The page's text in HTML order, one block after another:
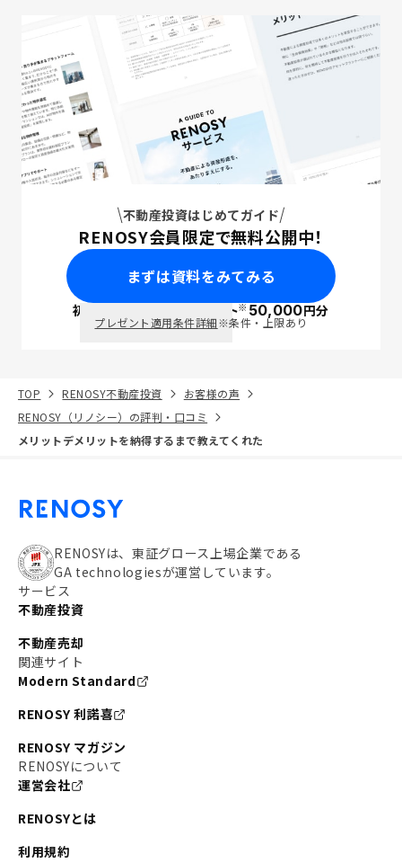
不動産投資はじめてガイド
RENOSY会員限定で無料公開中！
まずは資料をみてみる
初回面談で ポイント※50,000円分
プレゼント適用条件詳細※条件・上限あり
TOP RENOSY不動産投資
お客様の声
RENOSY（リノシー）の評判・口コミ
メリットデメリットを納得するまで教えてくれた
RENOSYは、東証グロース上場企業である
GA technologiesが運営しています。
サービス
不動産投資
不動産売却
関連サイト
Modern Standard
RENOSY 利諾喜
RENOSY マガジン
RENOSYについて
運営会社
RENOSYとは
利用規約